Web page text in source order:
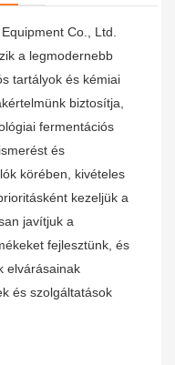
Co., Ltd.
a legmodernebb
tartályok és kémiai
biztosítja,
fermentációs
és
körében, kivételes
kezeljük a
javítjuk a
fejlesztünk, és
elvárásainak
és szolgáltatások